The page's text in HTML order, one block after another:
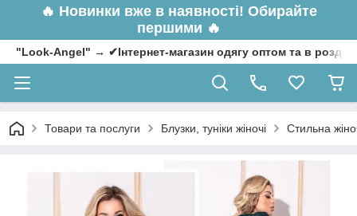
🔥 Новинки вже в наявності! Обирайте
першими 🔥
"Look-Angel" → ✔Інтернет-магазин одягу оптом та в
Товари та послуги Блузки, туніки жіночі Стильна